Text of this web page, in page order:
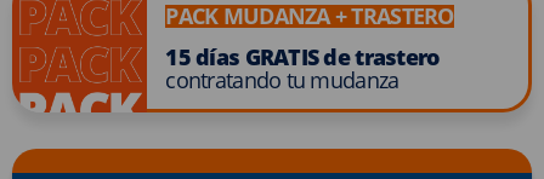
PACK MUDANZA + TRASTERO
15 días GRATIS de trastero
contratando tu mudanza